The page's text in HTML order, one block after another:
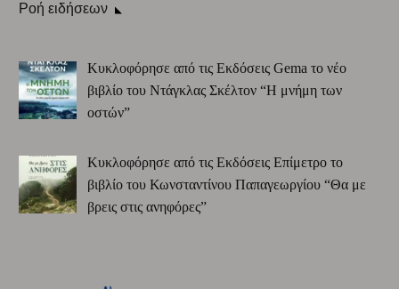
Ροή ειδήσεων
Κυκλοφόρησε από τις Εκδόσεις Gema το νέο
βιβλίο του Ντάγκλας Σκέλτον “Η μνήμη των
οστών”
Κυκλοφόρησε από τις Εκδόσεις Επίμετρο το
βιβλίο του Κωνσταντίνου Παπαγεωργίου “Θα με
βρεις στις ανηφόρες”